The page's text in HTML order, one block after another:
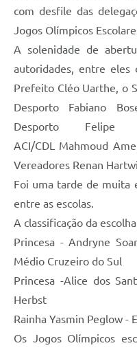
com desfile das
Jogos Olímpicos
A solenidade de
autoridades, entre eles
Prefeito Cléo Uarthe, o
Desporto Fabiano
Desporto Felipe
ACI/CDL Mahmoud
Vereadores Renan
Foi uma tarde de muita
entre as escolas.
A classificação da
Princesa - Andryne
Médio Cruzeiro do Sul
Princesa -Alice dos
Herbst
Rainha Yasmin Peglow -
Os Jogos Olímpicos